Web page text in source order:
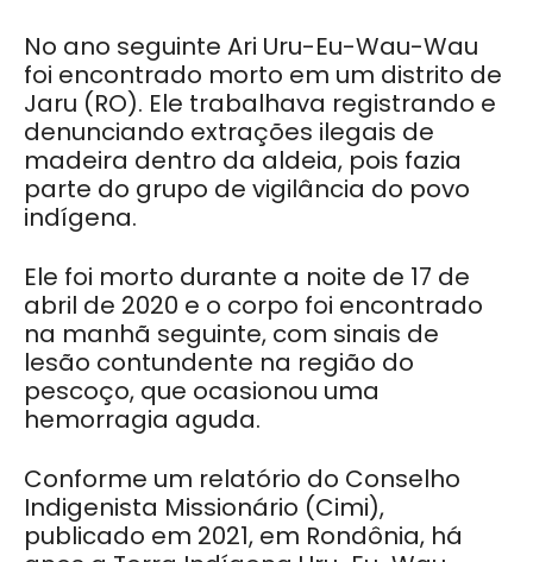
No ano seguinte Ari Uru-Eu-Wau-Wau
foi encontrado morto em um distrito de
Jaru (RO). Ele trabalhava registrando e
denunciando extrações ilegais de
madeira dentro da aldeia, pois fazia
parte do grupo de vigilância do povo
indígena.
Ele foi morto durante a noite de 17 de
abril de 2020 e o corpo foi encontrado
na manhã seguinte, com sinais de
lesão contundente na região do
pescoço, que ocasionou uma
hemorragia aguda.
Conforme um relatório do Conselho
Indigenista Missionário (Cimi),
publicado em 2021, em Rondônia, há